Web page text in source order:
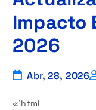
Impacto
2026
Abr, 28, 2026
«`html